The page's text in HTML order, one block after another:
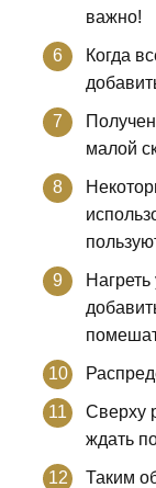
важно!
Когда
малой
Сверху
ждать
Таким